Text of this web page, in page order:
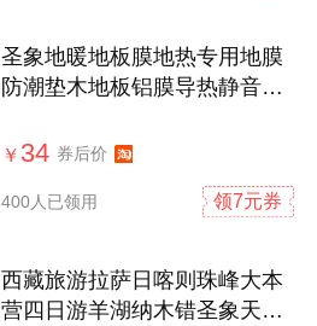
圣象地暖地板膜地热专用地膜
防潮垫木地板铝膜导热静音垫
￥ 34 券后价
400人已领用 领7元券
西藏旅游拉萨日喀则珠峰大本
营四日游羊湖纳木错圣象天门